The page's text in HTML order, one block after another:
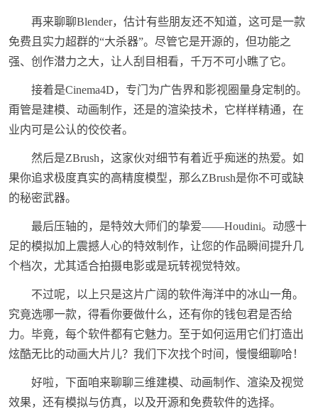
再来聊聊Blender，估计有些朋友还不知道，这可是一款
免费且实力超群的“大杀器”。尽管它是开源的，但功能之
强、创作潜力之大，让人刮目相看，千万不可小瞧了它。
接着是Cinema4D，专门为广告界和影视圈量身定制的。
甭管是建模、动画制作，还是的渲染技术，它样样精通，在
业内可是公认的佼佼者。
然后是ZBrush，这家伙对细节有着近乎痴迷的热爱。如
果你追求极度真实的高精度模型，那么ZBrush是你不可或缺
的秘密武器。
最后压轴的，是特效大师们的挚爱——Houdini。动感十
足的模拟加上震撼人心的特效制作，让您的作品瞬间提升几
个档次，尤其适合拍摄电影或是玩转视觉特效。
不过呢，以上只是这片广阔的软件海洋中的冰山一角。
究竟选哪一款，得看你要做什么，还有你的钱包君是否给
力。毕竟，每个软件都有它魅力。至于如何运用它们打造出
炫酷无比的动画大片儿？我们下次找个时间，慢慢细聊哈！
好啦，下面咱来聊聊三维建模、动画制作、渲染及视觉
效果，还有模拟与仿真，以及开源和免费软件的选择。